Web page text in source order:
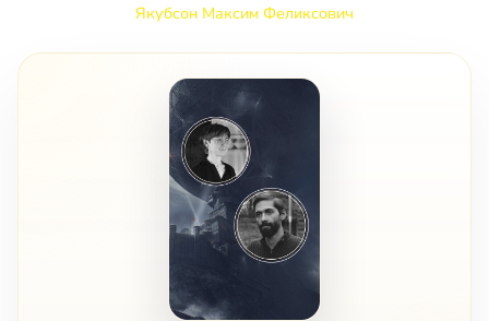
Якубсон Максим Феликсович